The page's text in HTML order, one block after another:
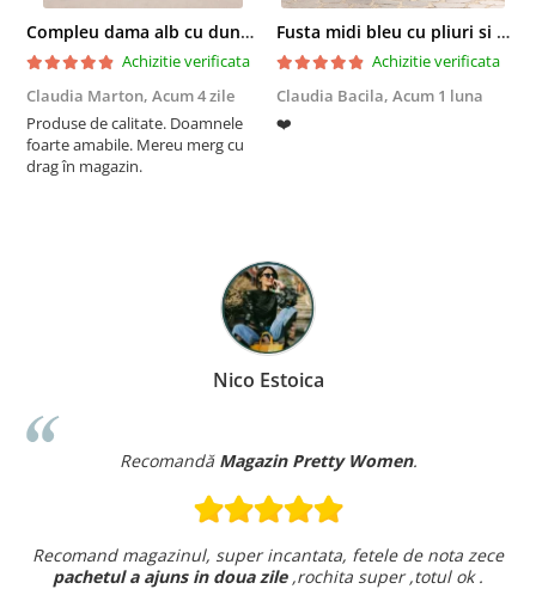
Compleu dama alb cu dungi laterale in nuante de verde si negru
Achizitie verificata
Claudia Marton, Acum 4 zile
Produse de calitate. Doamnele
foarte amabile. Mereu merg cu
drag în magazin.
Fusta midi bleu cu pliuri si buzunare
Achizitie verificata
Claudia Bacila, Acum 1 luna
❤️
Nico Estoica
Recomandă Magazin Pretty Women.
Recomand magazinul, super incantata, fetele de nota zece
pachetul a ajuns in doua zile,rochita super ,totul ok .